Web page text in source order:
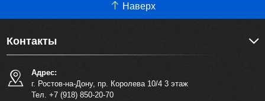
Наверх
Контакты
Адрес:
г. Ростов-на-Дону, пр. Королева 10/4 3 этаж
Тел. +7 (918) 850-20-70